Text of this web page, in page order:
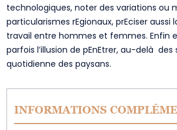
technologiques, noter des variations ou
particularismes rEgionaux, prEciser aussi
travail entre hommes et femmes. Enfin
parfois l’illusion de pEnEtrer, au-delà des
quotidienne des paysans.
INFORMATIONS